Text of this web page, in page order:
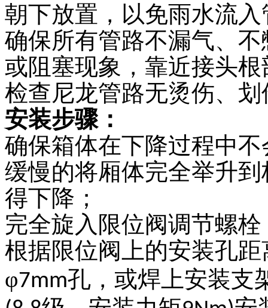
朝下放置，以免雨水流入
确保所有管路不漏气、
或阻塞现象，靠近接头
检查尼龙管路无烫伤、划
安装步骤：
确保箱体在下降过程中
缓慢的将厢体完全举升
得下降；
完全旋入限位阀调节螺栓
根据限位阀上的安装孔距
φ7mm孔，或焊上安装支